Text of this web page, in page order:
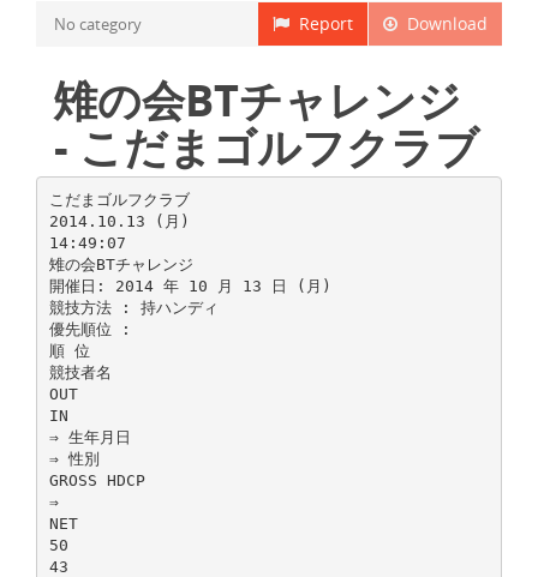
Download
Report
No category
雉の会BTチャレンジ
- こだまゴルフクラブ
こだまゴルフクラブ
2014.10.13 (月)
14:49:07
雉の会BTチャレンジ
開催日: 2014 年 10 月 13 日 (月)
競技方法 : 持ハンディ
優先順位 :
順 位
競技者名
OUT
IN
⇒ 生年月日
⇒ 性別
GROSS HDCP
⇒
NET
50
43